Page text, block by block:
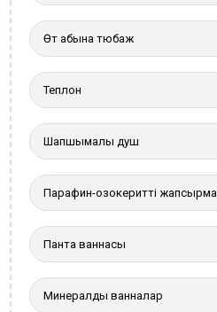
Өт қабына тюбаж
Теплон
Шапшымалы душ
Парафин-озокеритті жапсырма
Панта ваннасы
Минералды ванналар